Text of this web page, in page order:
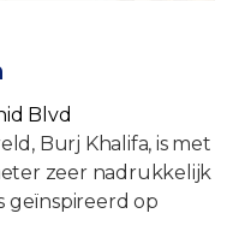
Blvd
Burj Khalifa, is met
zeer nadrukkelijk
geïnspireerd op